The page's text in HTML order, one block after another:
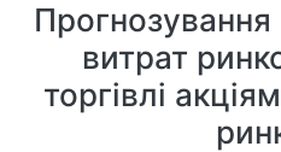
Прогнозування
витрат
торгівлі